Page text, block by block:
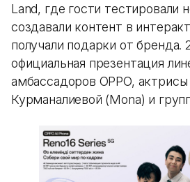
Land, где гости тестировали
создавали контент в
получали подарки от бренда.
официальная презентация
амбассадоров OPPO,
Курманалиевой (Mona) и